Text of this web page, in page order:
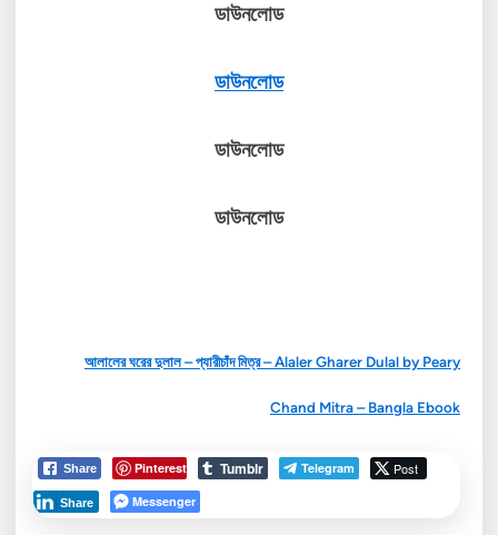
ডাউনলোড
ডাউনলোড
ডাউনলোড
ডাউনলোড
আলালের ঘরের দুলাল – প্যারীচাঁদ মিত্র – Alaler Gharer Dulal by Peary
Chand Mitra – Bangla Ebook
Share Pinterest Tumblr Telegram Post
Share Messenger